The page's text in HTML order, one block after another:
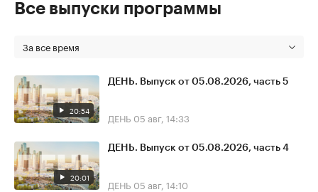
Все выпуски программы
За все время
20:54
ДЕНЬ. Выпуск от 05.08.2026, часть 5
ДЕНЬ 05 авг, 14:33
20:01
ДЕНЬ. Выпуск от 05.08.2026, часть 4
ДЕНЬ 05 авг, 14:10